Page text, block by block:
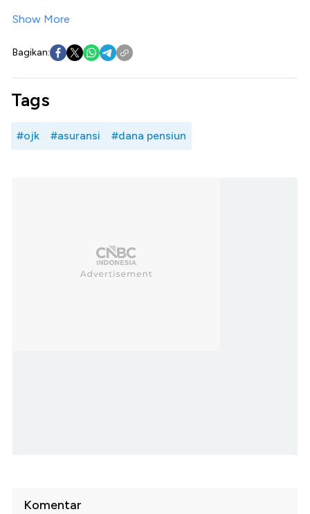
Show More
Bagikan:
Tags
#ojk #asuransi #dana pensiun
Komentar